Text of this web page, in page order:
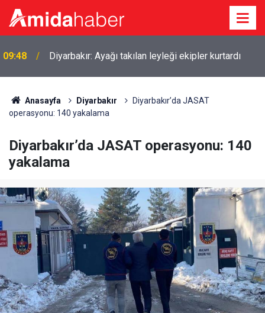
08:41 Diyarbakır’daki hastanelere 257 personel alınacak
Anasayfa Diyarbakır
Diyarbakır’da JASAT
operasyonu: 140 yakalama
Diyarbakır’da JASAT operasyonu: 140
yakalama